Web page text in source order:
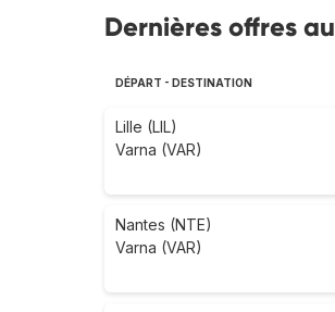
Dernières offres
DÉPART - DESTINATION
Lille (LIL)
Varna (VAR)
Nantes (NTE)
Varna (VAR)